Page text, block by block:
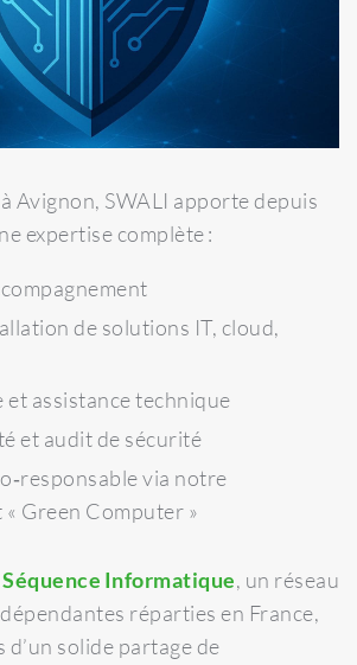
Avignon, SWALI apporte depuis
expertise complète :
de solutions IT, cloud,
et assistance technique
et audit de sécurité
via notre
Green Computer »
Séquence Informatique, un réseau
réparties en France,
solide partage de